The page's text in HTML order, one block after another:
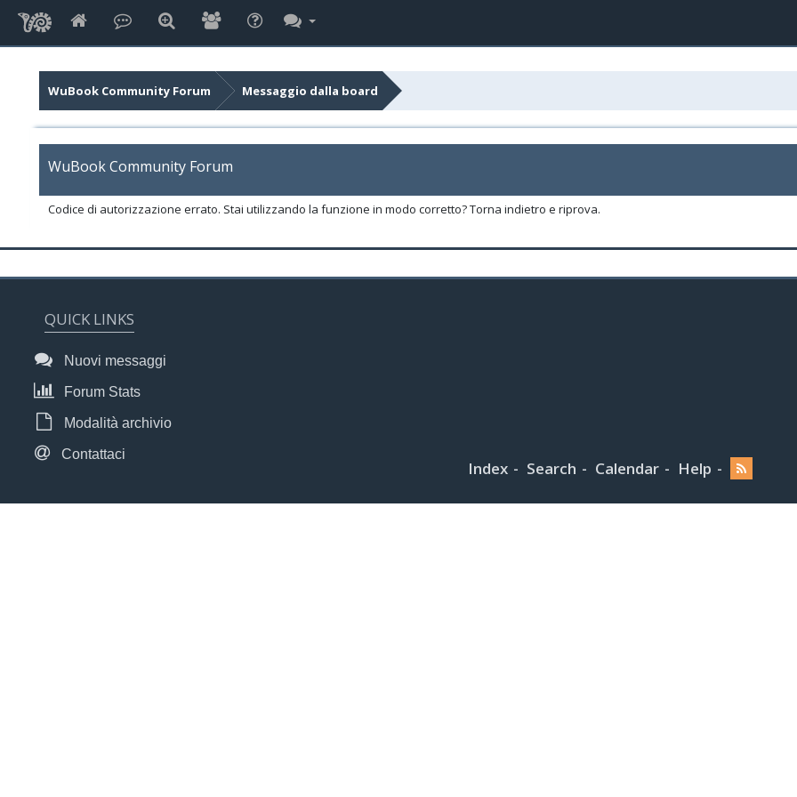
WuBook Community Forum Messaggio dalla board
WuBook Community Forum
Codice di autorizzazione errato. Stai utilizzando la funzione in modo corretto? Torna indietro e riprova.
QUICK LINKS
Nuovi messaggi
Forum Stats
Modalità archivio
Contattaci
Index Search Calendar Help